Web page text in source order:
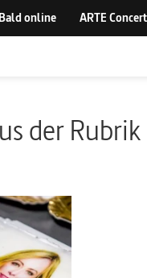
der Rubrik